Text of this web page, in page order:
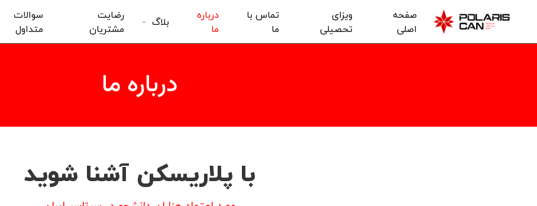
صفحه
اصلی
ویزای
تحصیلی
تماس با
ما
درباره
ما
بلاگ
رضایت
مشتریان
سوالات
متداول
درباره ما
با پلاریسکن آشنا شوید